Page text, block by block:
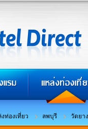
ท่องเที่ยว ลพบุรี วัดยา